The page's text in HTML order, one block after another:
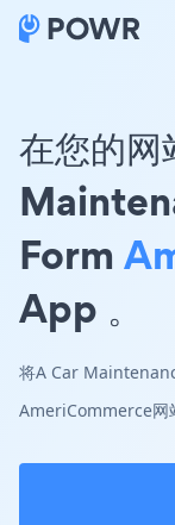
在您的
Form
App 。
将A Car
AmeriCommerce网